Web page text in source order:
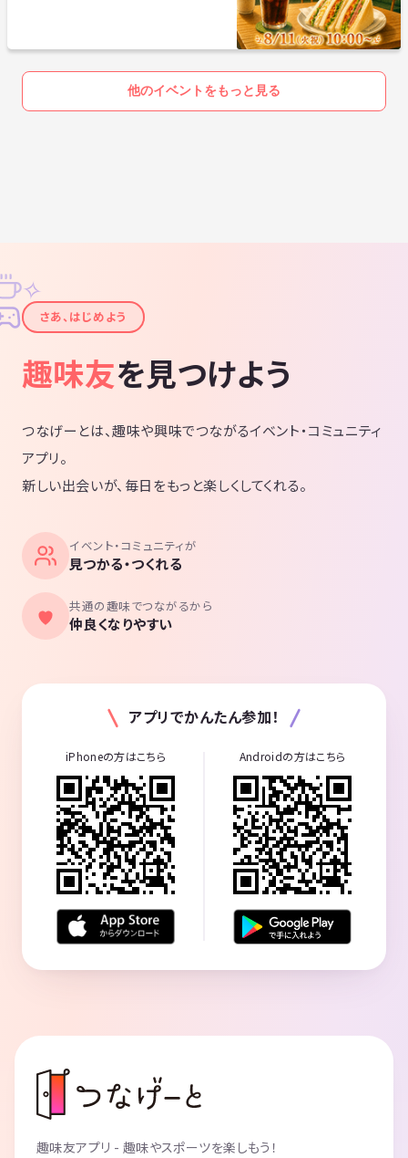
他のイベントをもっと見る
✦
✧
さあ、はじめよう
趣味友を見つけよう
つなげーとは、趣味や興味でつながるイベント・コミュニティ
アプリ。
新しい出会いが、毎日をもっと楽しくしてくれる。
イベント・コミュニティが
見つかる・つくれる
共通の趣味でつながるから
仲良くなりやすい
アプリでかんたん参加！
iPhoneの方はこちら Androidの方はこちら
趣味友アプリ - 趣味やスポーツを楽しもう！